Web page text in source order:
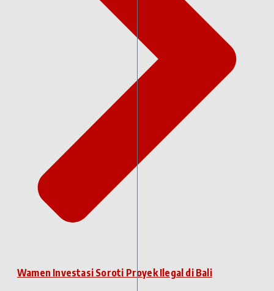
Wamen Investasi Soroti Proyek Ilegal di Bali